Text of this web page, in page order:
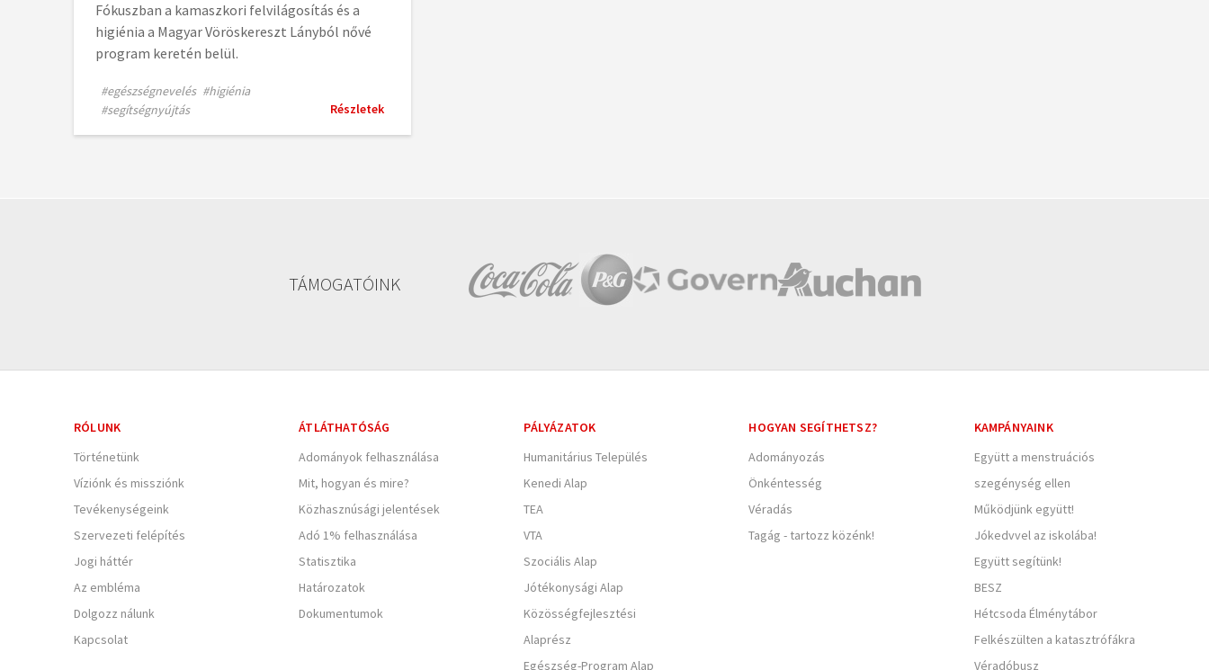
Fókuszban a kamaszkori felvilágosítás és a
higiénia a Magyar Vöröskereszt Lányból nővé
program keretén belül.
#egészségnevelés #higiénia
#segítségnyújtás
Részletek
TÁMOGATÓINK
RÓLUNK
Történetünk
Víziónk és missziónk
Tevékenységeink
Szervezeti felépítés
Jogi háttér
Az embléma
Dolgozz nálunk
Kapcsolat
ÁTLÁTHATÓSÁG
Adományok felhasználása
Mit, hogyan és mire?
Közhasznúsági jelentések
Adó 1% felhasználása
Statisztika
Határozatok
Dokumentumok
PÁLYÁZATOK
Humanitárius Település
Kenedi Alap
TEA
VTA
Szociális Alap
Jótékonysági Alap
Közösségfejlesztési
Alaprész
Egészség-Program Alap
HOGYAN SEGÍTHETSZ?
Adományozás
Önkéntesség
Véradás
Tagág - tartozz közénk!
KAMPÁNYAINK
Együtt a menstruációs
szegénység ellen
Működjünk együtt!
Jókedvvel az iskolába!
Együtt segítünk!
BESZ
Hétcsoda Élménytábor
Felkészülten a katasztrófákra
Véradóbusz